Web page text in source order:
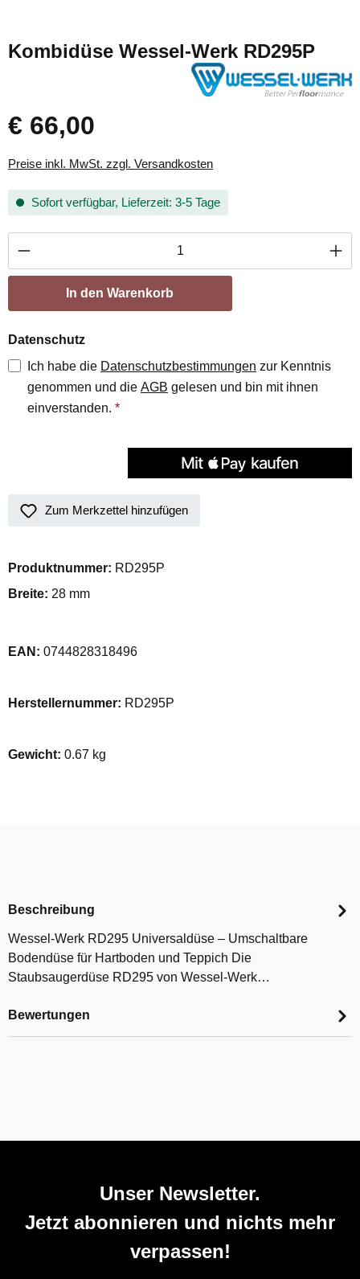
Kombidüse Wessel-Werk RD295P
€ 66,00
Preise inkl. MwSt. zzgl. Versandkosten
Sofort verfügbar, Lieferzeit: 3-5 Tage
Produkt Anzahl: Gib den gewünschten
In den Warenkorb
Datenschutz
Ich habe die Datenschutzbestimmungen zur Kenntnis
genommen und die AGB gelesen und bin mit ihnen
einverstanden. *
Zum Merkzettel hinzufügen
Produktnummer: RD295P
Breite: 28 mm
EAN: 0744828318496
Herstellernummer: RD295P
Gewicht: 0.67 kg
Beschreibung
Wessel-Werk RD295 Universaldüse – Umschaltbare
Bodendüse für Hartboden und Teppich Die
Staubsaugerdüse RD295 von Wessel-Werk…
Bewertungen
Unser Newsletter.
Jetzt abonnieren und nichts mehr
verpassen!